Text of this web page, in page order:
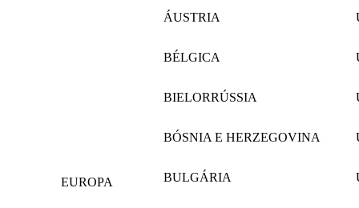
EUROPA
ÁUSTRIA
BÉLGICA
BIELORRÚSSIA
BÓSNIA E HERZEGOVINA
BULGÁRIA